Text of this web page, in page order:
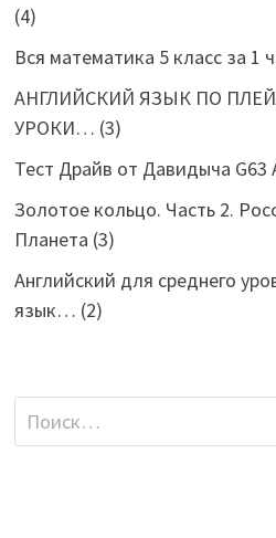
(4)
Вся математика 5 класс за 1
АНГЛИЙСКИЙ ЯЗЫК ПО
УРОКИ… (3)
Тест Драйв от Давидыча G63
Золотое кольцо. Часть 2.
Планета (3)
Английский для среднего
язык… (2)
Найти: